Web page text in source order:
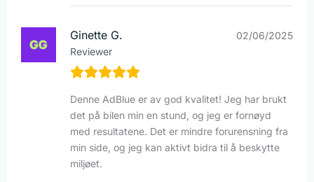
Ginette G.
Reviewer
02/06/2025
Denne AdBlue er av god kvalitet! Jeg har brukt
det på bilen min en stund, og jeg er fornøyd
med resultatene. Det er mindre forurensning fra
min side, og jeg kan aktivt bidra til å beskytte
miljøet.